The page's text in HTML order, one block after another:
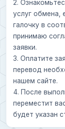
2.
услуг обмена,
галочку в
принимаю
заявки.
3. Оплатите
перевод
нашем сайте.
4. После
переместит
будет указан